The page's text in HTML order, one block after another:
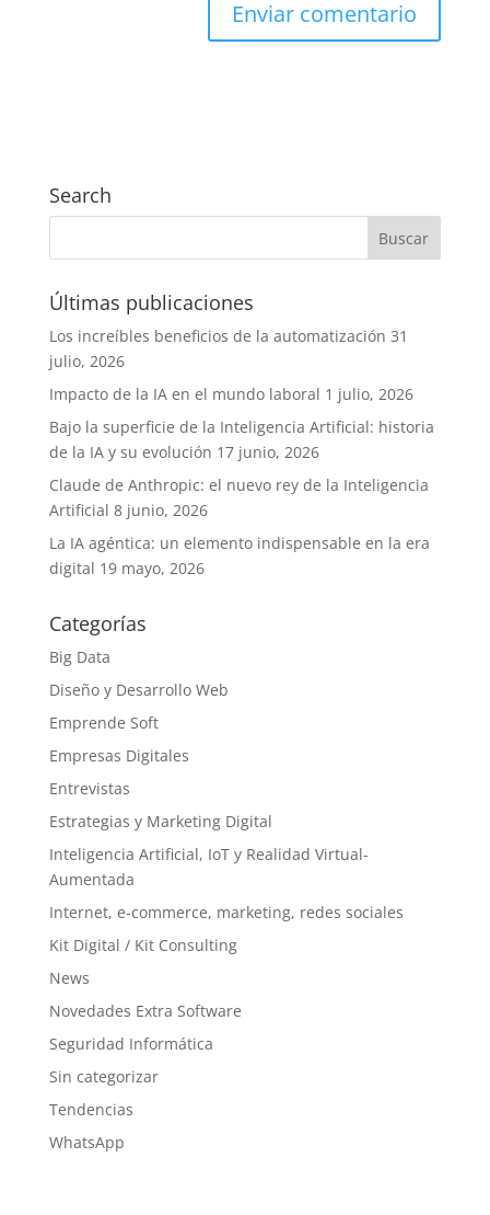
Search
Últimas publicaciones
Los increíbles beneficios de la automatización 31
julio, 2026
Impacto de la IA en el mundo laboral 1 julio, 2026
Bajo la superficie de la Inteligencia Artificial: historia
de la IA y su evolución 17 junio, 2026
Claude de Anthropic: el nuevo rey de la Inteligencia
Artificial 8 junio, 2026
La IA agéntica: un elemento indispensable en la era
digital 19 mayo, 2026
Categorías
Big Data
Diseño y Desarrollo Web
Emprende Soft
Empresas Digitales
Entrevistas
Estrategias y Marketing Digital
Inteligencia Artificial, IoT y Realidad Virtual-
Aumentada
Internet, e-commerce, marketing, redes sociales
Kit Digital / Kit Consulting
News
Novedades Extra Software
Seguridad Informática
Sin categorizar
Tendencias
WhatsApp